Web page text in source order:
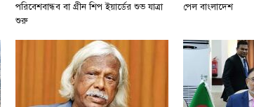
পরিবেশবান্ধব বা গ্রীন শিপ ইয়ার্ডের শুভ যাত্রা
শুরু
পেল বাংলাদেশ